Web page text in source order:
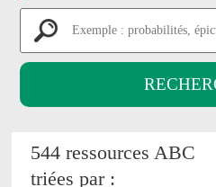
544 ressources ABC
triées par :